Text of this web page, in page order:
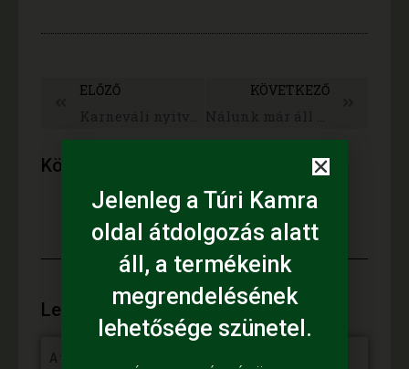
ELŐZŐ KÖVETKEZŐ
Kövess minket:
Legújabb híreink:
A fiataloké a jövő
Jelenleg a Túri Kamra
oldal átdolgozás alatt
áll, a termékeink
megrendelésének
lehetősége szünetel.